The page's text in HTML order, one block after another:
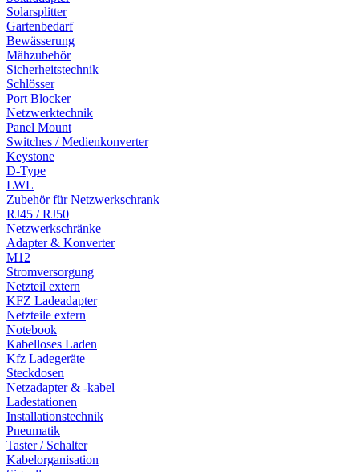
Solarsplitter
Gartenbedarf
Bewässerung
Mähzubehör
Sicherheitstechnik
Schlösser
Port Blocker
Netzwerktechnik
Panel Mount
Switches / Medienkonverter
Keystone
D-Type
LWL
Zubehör für Netzwerkschrank
RJ45 / RJ50
Netzwerkschränke
Adapter & Konverter
M12
Stromversorgung
Netzteil extern
KFZ Ladeadapter
Netzteile extern
Notebook
Kabelloses Laden
Kfz Ladegeräte
Steckdosen
Netzadapter & -kabel
Ladestationen
Installationstechnik
Pneumatik
Taster / Schalter
Kabelorganisation